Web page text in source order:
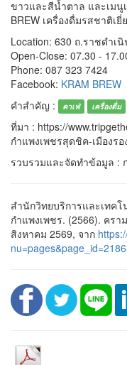
ขาวและสีน้ำตาล และเมนู
BREW เครื่องดื่มรสชาติเ
Location: 630 ถ.ราชดำเ
Open-Close: 07.30 -
Phone: 087 323 7424
Facebook: KRAM BREW
คำสำคัญ :
คาเฟ่ เครื่องดื่ม
ที่มา : https://
กำแพงเพชรสุดชิค-เมืองร
รวบรวมและจัดทำข้อมูล :
สำนักวิทยบริการและเทค
กำแพงเพชร. (2566). คร
สิงหาคม 2569, จาก